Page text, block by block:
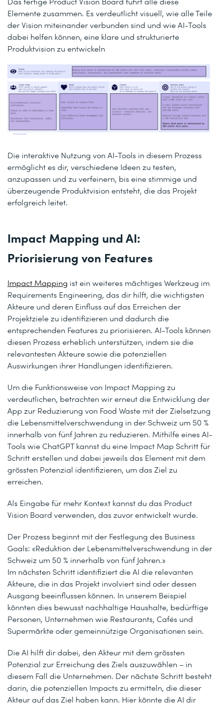
Elemente zusammen. Es verdeutlicht visuell, wie alle Teile
der Vision miteinander verbunden sind und wie AI-Tools
dabei helfen können, eine klare und strukturierte
Produktvision zu entwickeln
Die interaktive Nutzung von AI-Tools in diesem Prozess
ermöglicht es dir, verschiedene Ideen zu testen,
anzupassen und zu verfeinern, bis eine stimmige und
überzeugende Produktvision entsteht, die das Projekt
erfolgreich leitet.
Impact Mapping und AI:
Priorisierung von Features
Impact Mapping ist ein weiteres mächtiges Werkzeug im
Requirements Engineering, das dir hilft, die wichtigsten
Akteure und deren Einfluss auf das Erreichen der
Projektziele zu identifizieren und dadurch die
entsprechenden Features zu priorisieren. AI-Tools können
diesen Prozess erheblich unterstützen, indem sie die
relevantesten Akteure sowie die potenziellen
Auswirkungen ihrer Handlungen identifizieren.
Um die Funktionsweise von Impact Mapping zu
verdeutlichen, betrachten wir erneut die Entwicklung der
App zur Reduzierung von Food Waste mit der Zielsetzung
die Lebensmittelverschwendung in der Schweiz um 50 %
innerhalb von fünf Jahren zu reduzieren. Mithilfe eines AI-
Tools wie ChatGPT kannst du eine Impact Map Schritt für
Schritt erstellen und dabei jeweils das Element mit dem
grössten Potenzial identifizieren, um das Ziel zu
erreichen.
Als Eingabe für mehr Kontext kannst du das Product
Vision Board verwenden, das zuvor entwickelt wurde.
Der Prozess beginnt mit der Festlegung des Business
Goals: «Reduktion der Lebensmittelverschwendung in der
Schweiz um 50 % innerhalb von fünf Jahren.»
Im nächsten Schritt identifiziert die AI die relevanten
Akteure, die in das Projekt involviert sind oder dessen
Ausgang beeinflussen können. In unserem Beispiel
könnten dies bewusst nachhaltige Haushalte, bedürftige
Personen, Unternehmen wie Restaurants, Cafés und
Supermärkte oder gemeinnützige Organisationen sein.
Die AI hilft dir dabei, den Akteur mit dem grössten
Potenzial zur Erreichung des Ziels auszuwählen – in
diesem Fall die Unternehmen. Der nächste Schritt besteht
darin, die potenziellen Impacts zu ermitteln, die dieser
Akteur auf das Ziel haben kann. Hier könnte die AI dir